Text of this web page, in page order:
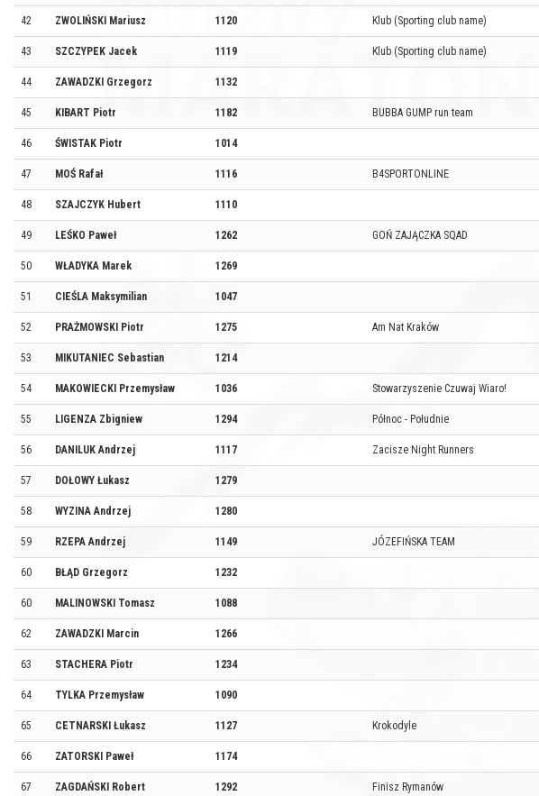
42 ZWOLIŃSKI Mariusz 1120 Klub (Sporting club name)
43 SZCZYPEK Jacek 1119 Klub (Sporting club name)
44 ZAWADZKI Grzegorz 1132
45 KIBART Piotr 1182 BUBBA GUMP run team
46 ŚWISTAK Piotr 1014
47 MOŚ Rafał 1116 B4SPORTONLINE
48 SZAJCZYK Hubert 1110
49 LEŚKO Paweł 1262 GOŃ ZAJĄCZKA SQAD
50 WŁADYKA Marek 1269
51 CIEŚLA Maksymilian 1047
52 PRAŻMOWSKI Piotr 1275 Am Nat Kraków
53 MIKUTANIEC Sebastian 1214
54 MAKOWIECKI Przemysław 1036 Stowarzyszenie Czuwaj Wiaro!
55 LIGENZA Zbigniew 1294 Północ - Południe
56 DANILUK Andrzej 1117 Zacisze Night Runners
57 DOŁOWY Łukasz 1279
58 WYZINA Andrzej 1280
59 RZEPA Andrzej 1149 JÓZEFIŃSKA TEAM
60 BŁĄD Grzegorz 1232
60 MALINOWSKI Tomasz 1088
62 ZAWADZKI Marcin 1266
63 STACHERA Piotr 1234
64 TYLKA Przemysław 1090
65 CETNARSKI Łukasz 1127 Krokodyle
66 ZATORSKI Paweł 1174
67 ZAGDAŃSKI Robert 1292 Finisz Rymanów